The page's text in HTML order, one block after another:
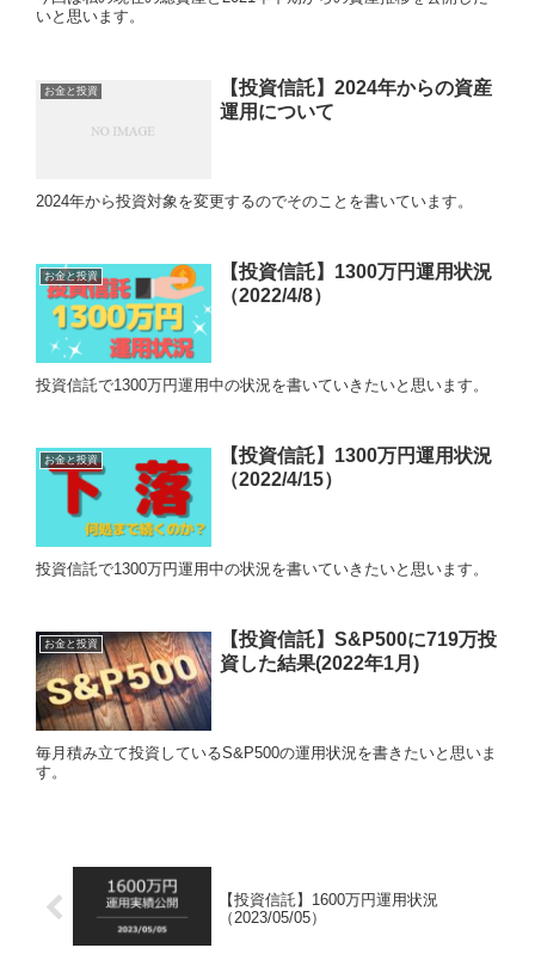
いと思います。
お金と投資
【投資信託】2024年からの資産
運用について
2024年から投資対象を変更するのでそのことを書いています。
お金と投資
【投資信託】1300万円運用状況
（2022/4/8）
投資信託で1300万円運用中の状況を書いていきたいと思います。
お金と投資
【投資信託】1300万円運用状況
（2022/4/15）
投資信託で1300万円運用中の状況を書いていきたいと思います。
お金と投資
【投資信託】S&P500に719万投
資した結果(2022年1月)
毎月積み立て投資しているS&P500の運用状況を書きたいと思いま
す。
【投資信託】1600万円運用状況
（2023/05/05）